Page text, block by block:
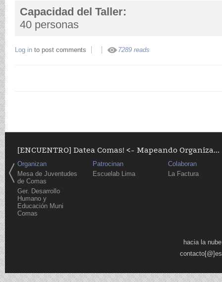
Capacidad del Taller:
40 personas
Log in to post comments 7289 reads
[ENCUENTRO] Datea Comas! <- Mapeando Organiza...
Organizan
Mesa de Juventudes
de Comas
Ger. Desarrollo
Humano y
Educación Muni
Comas
Patrocinan
Escuelab Lima
Colaboran
La Factura
hacia la